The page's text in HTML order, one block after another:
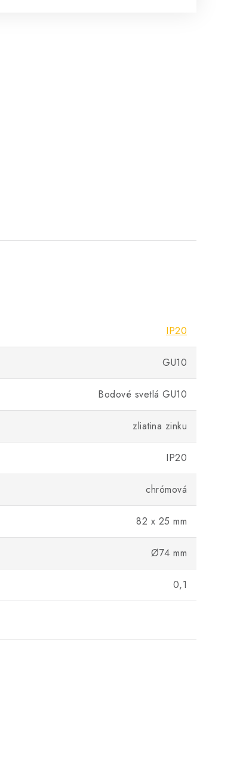
IP20
GU10
Bodové svetlá GU10
zliatina zinku
IP20
chrómová
82 x 25 mm
Ø74 mm
0,1